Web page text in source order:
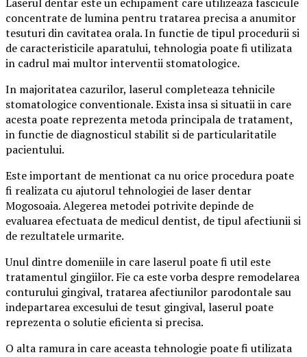
Laserul dentar este un echipament care utilizeaza fascicule
concentrate de lumina pentru tratarea precisa a anumitor
tesuturi din cavitatea orala. In functie de tipul procedurii si
de caracteristicile aparatului, tehnologia poate fi utilizata
in cadrul mai multor interventii stomatologice.
In majoritatea cazurilor, laserul completeaza tehnicile
stomatologice conventionale. Exista insa si situatii in care
acesta poate reprezenta metoda principala de tratament,
in functie de diagnosticul stabilit si de particularitatile
pacientului.
Este important de mentionat ca nu orice procedura poate
fi realizata cu ajutorul tehnologiei de laser dentar
Mogosoaia. Alegerea metodei potrivite depinde de
evaluarea efectuata de medicul dentist, de tipul afectiunii si
de rezultatele urmarite.
Unul dintre domeniile in care laserul poate fi util este
tratamentul gingiilor. Fie ca este vorba despre remodelarea
conturului gingival, tratarea afectiunilor parodontale sau
indepartarea excesului de tesut gingival, laserul poate
reprezenta o solutie eficienta si precisa.
O alta ramura in care aceasta tehnologie poate fi utilizata